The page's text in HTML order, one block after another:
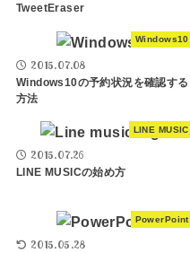
TweetEraser
Windows10
2015.07.08
Windows10の予約状況を確認する
方法
LINE MUSIC
2015.07.26
LINE MUSICの始め方
PowerPoint
2015.05.28